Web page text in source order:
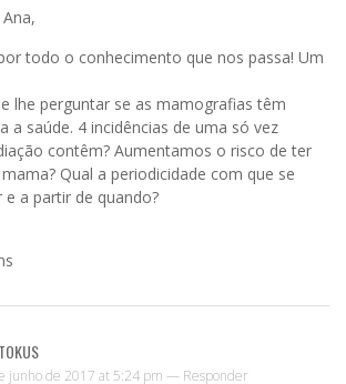
todo o conhecimento que nos passa! Um
lhe perguntar se as mamografias têm
a saúde. 4 incidências de uma só vez
contêm? Aumentamos o risco de ter
Qual a periodicidade com que se
e a partir de quando?
junho de 2017 at 5:24 pm — Responder